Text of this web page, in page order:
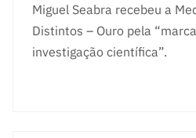
Miguel Seabra recebeu a
Distintos – Ouro pela
investigação científica”.